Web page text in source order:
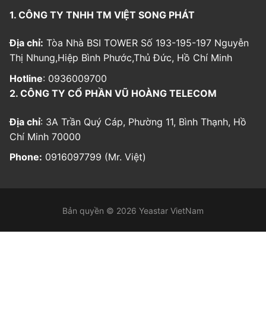
1. CÔNG TY TNHH TM VIỆT SONG PHÁT
Địa chỉ: Tòa Nhà BSI TOWER Số 193-195-197 Nguyễn
Thị Nhung,Hiệp Bình Phước,Thủ Đức, Hồ Chí Minh
Hotline: 0936009700
2. CÔNG TY CỔ PHẦN VŨ HOÀNG TELECOM
Địa chỉ: 3A Trần Quý Cáp, Phường 11, Bình Thạnh, Hồ
Chí Minh 70000
Phone: 0916097799 (Mr. Việt)
Bản quyền © 2026 Yeastar VietNam